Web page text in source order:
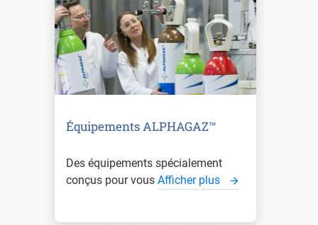
Équipements ALPHAGAZ™
Des équipements spécialement
conçus pour vous Afficher plus